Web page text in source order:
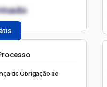
de Obrigação de